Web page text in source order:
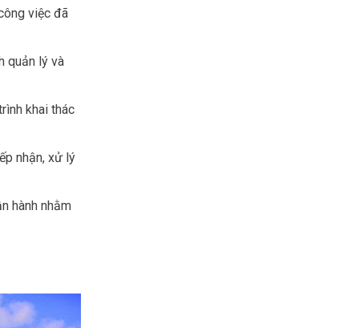
việc đã
quản lý và
khai thác
nhận, xử lý
hành nhằm